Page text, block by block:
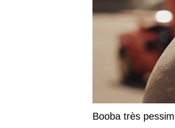
Booba très